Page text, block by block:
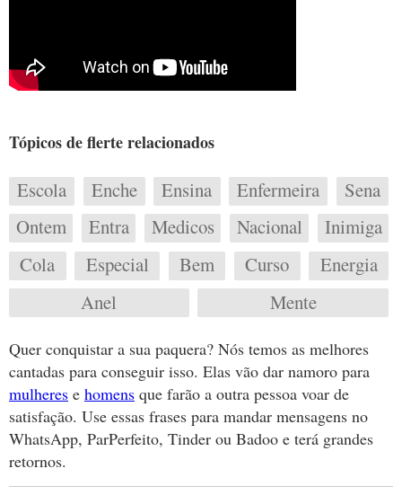
Tópicos de flerte relacionados
Escola Enche Ensina Enfermeira
Sena
Ontem
Entra Medicos Nacional
Inimiga
Cola
Especial Bem Curso
Energia
Anel
Mente
Quer conquistar a sua paquera? Nós temos as melhores
cantadas para conseguir isso. Elas vão dar namoro para
mulheres e homens que farão a outra pessoa voar de
satisfação. Use essas frases para mandar mensagens no
WhatsApp, ParPerfeito, Tinder ou Badoo e terá grandes
retornos.